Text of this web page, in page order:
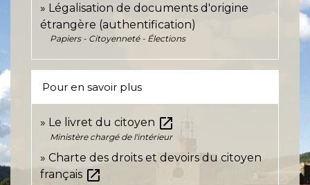
Légalisation de documents d'origine
étrangère (authentification)
Papiers - Citoyenneté - Élections
Pour en savoir plus
Le livret du citoyen open_in_new
Ministère chargé de l'intérieur
Charte des droits et devoirs du citoyen
français open_in_new